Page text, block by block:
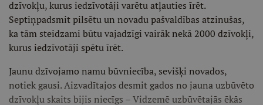
dzīvokļu, kurus iedzīvotāji varētu atļauties īrēt.
Septiņpadsmit pilsētu un novadu pašvaldības atzinušas,
ka tām steidzami būtu vajadzīgi vairāk nekā 2000 dzīvokļi,
kurus iedzīvotāji spētu īrēt.
Jaunu dzīvojamo namu būvniecība, sevišķi novados,
notiek gausi. Aizvadītajos desmit gados no jauna uzbūvēto
dzīvokļu skaits bijis niecīgs – Vidzemē uzbūvētajās ēkās